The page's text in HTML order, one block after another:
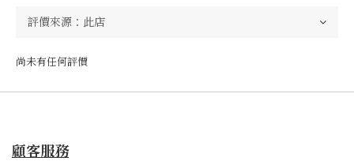
尚未有任何評價
顧客服務